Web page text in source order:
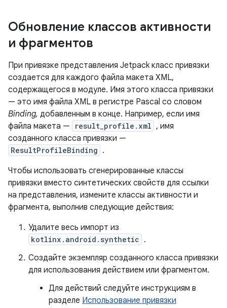
Обновление классов активности
и фрагментов
При привязке представления Jetpack класс привязки
создается для каждого файла макета XML,
содержащегося в модуле. Имя этого класса привязки
— это имя файла XML в регистре Pascal со словом
Binding, добавленным в конце. Например, если имя
файла макета —
result_profile.xml , имя
созданного класса привязки —
ResultProfileBinding .
Чтобы использовать сгенерированные классы
привязки вместо синтетических свойств для ссылки
на представления, измените классы активности и
фрагмента, выполнив следующие действия:
Удалите весь импорт из
kotlinx.android.synthetic .
Создайте экземпляр созданного класса привязки
для использования действием или фрагментом.
Для действий следуйте инструкциям в
разделе Использование привязки